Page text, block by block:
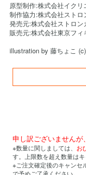
原型制作:株式会社イクリ
制作協力:株式会社ストロ
発売元:株式会社ストロン
販売元:株式会社東京フィ
illustration by 藤ちょこ
申し訳ございませんが
※数量に関しましては、 お
す。上限数を超え数量はキ
※ご注文確定後のキャンセ
で予めご了承ください。